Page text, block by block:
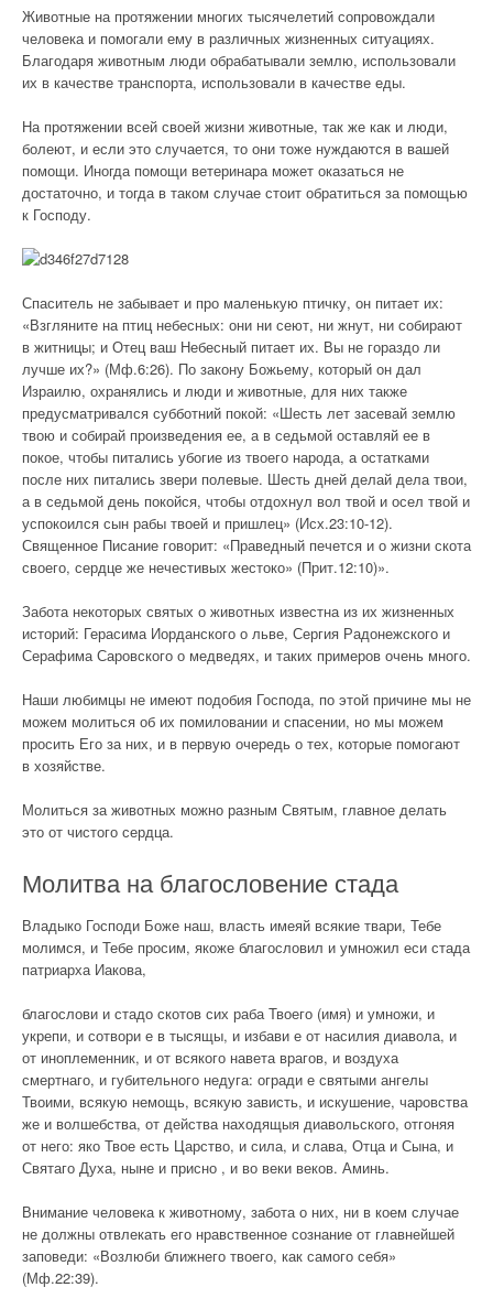
Животные на протяжении многих тысячелетий сопровождали
человека и помогали ему в различных жизненных ситуациях.
Благодаря животным люди обрабатывали землю, использовали
их в качестве транспорта, использовали в качестве еды.
На протяжении всей своей жизни животные, так же как и люди,
болеют, и если это случается, то они тоже нуждаются в вашей
помощи. Иногда помощи ветеринара может оказаться не
достаточно, и тогда в таком случае стоит обратиться за помощью
к Господу.
Спаситель не забывает и про маленькую птичку, он питает их:
«Взгляните на птиц небесных: они ни сеют, ни жнут, ни собирают
в житницы; и Отец ваш Небесный питает их. Вы не гораздо ли
лучше их?» (Мф.6:26). По закону Божьему, который он дал
Израилю, охранялись и люди и животные, для них также
предусматривался субботний покой: «Шесть лет засевай землю
твою и собирай произведения ее, а в седьмой оставляй ее в
покое, чтобы питались убогие из твоего народа, а остатками
после них питались звери полевые. Шесть дней делай дела твои,
а в седьмой день покойся, чтобы отдохнул вол твой и осел твой и
успокоился сын рабы твоей и пришлец» (Исх.23:10-12).
Священное Писание говорит: «Праведный печется и о жизни скота
своего, сердце же нечестивых жестоко» (Прит.12:10)».
Забота некоторых святых о животных известна из их жизненных
историй: Герасима Иорданского о льве, Сергия Радонежского и
Серафима Саровского о медведях, и таких примеров очень много.
Наши любимцы не имеют подобия Господа, по этой причине мы не
можем молиться об их помиловании и спасении, но мы можем
просить Его за них, и в первую очередь о тех, которые помогают
в хозяйстве.
Молиться за животных можно разным Святым, главное делать
это от чистого сердца.
Молитва на благословение стада
Владыко Господи Боже наш, власть имеяй всякие твари, Тебе
молимся, и Тебе просим, якоже благословил и умножил еси стада
патриарха Иакова,
благослови и стадо скотов сих раба Твоего (имя) и умножи, и
укрепи, и сотвори е в тысящы, и избави е от насилия диавола, и
от иноплеменник, и от всякого навета врагов, и воздуха
смертнаго, и губительного недуга: огради е святыми ангелы
Твоими, всякую немощь, всякую зависть, и искушение, чаровства
же и волшебства, от действа находящыя диавольского, отгоняя
от него: яко Твое есть Царство, и сила, и слава, Отца и Сына, и
Святаго Духа, ныне и присно , и во веки веков. Аминь.
Внимание человека к животному, забота о них, ни в коем случае
не должны отвлекать его нравственное сознание от главнейшей
заповеди: «Возлюби ближнего твоего, как самого себя»
(Мф.22:39).